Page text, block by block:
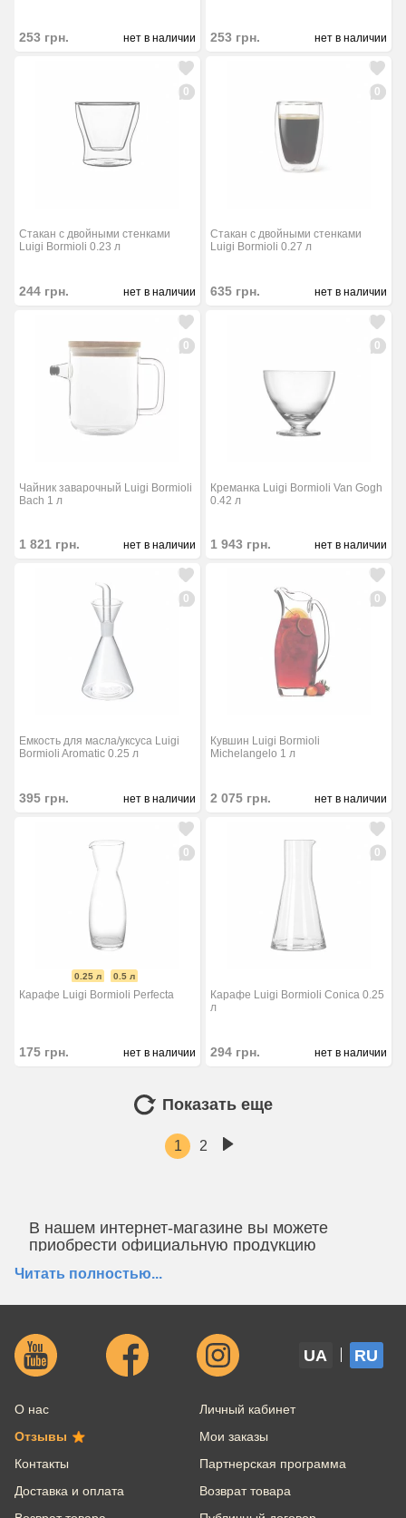
253 грн. нет в наличии 253 грн. нет в наличии
0
Стакан с двойными стенками
Luigi Bormioli 0.23 л
244 грн. нет в наличии
0
Стакан с двойными стенками
Luigi Bormioli 0.27 л
635 грн. нет в наличии
0
Чайник заварочный Luigi Bormioli
Bach 1 л
1 821 грн. нет в наличии
0
Креманка Luigi Bormioli Van Gogh
0.42 л
1 943 грн. нет в наличии
0
Емкость для масла/уксуса Luigi
Bormioli Aromatic 0.25 л
395 грн. нет в наличии
0
Кувшин Luigi Bormioli
Michelangelo 1 л
2 075 грн. нет в наличии
0
0.25 л 0.5 л
Карафе Luigi Bormioli Perfecta
175 грн. нет в наличии
0
Карафе Luigi Bormioli Conica 0.25
л
294 грн. нет в наличии
Показать еще
1 2
В нашем интернет-магазине вы можете
приобрести официальную продукцию
возможностью предоставления документов;
Официальную гарантиюот производителя;
Выгодную цену - у нас действуют скидки,
производителя Luigi Bormioli;
Возможность предзаказа любого товара с
завода производителя;
или Online;
Возможность вернуть товар в течение 25 дней с
Читать полностью...
UA RU
О нас
Отзывы
Контакты
Доставка и оплата
Личный кабинет
Мои заказы
Партнерская программа
Возврат товара